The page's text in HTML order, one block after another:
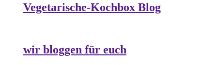
Vegetarische-Kochbox Blog
wir bloggen für euch